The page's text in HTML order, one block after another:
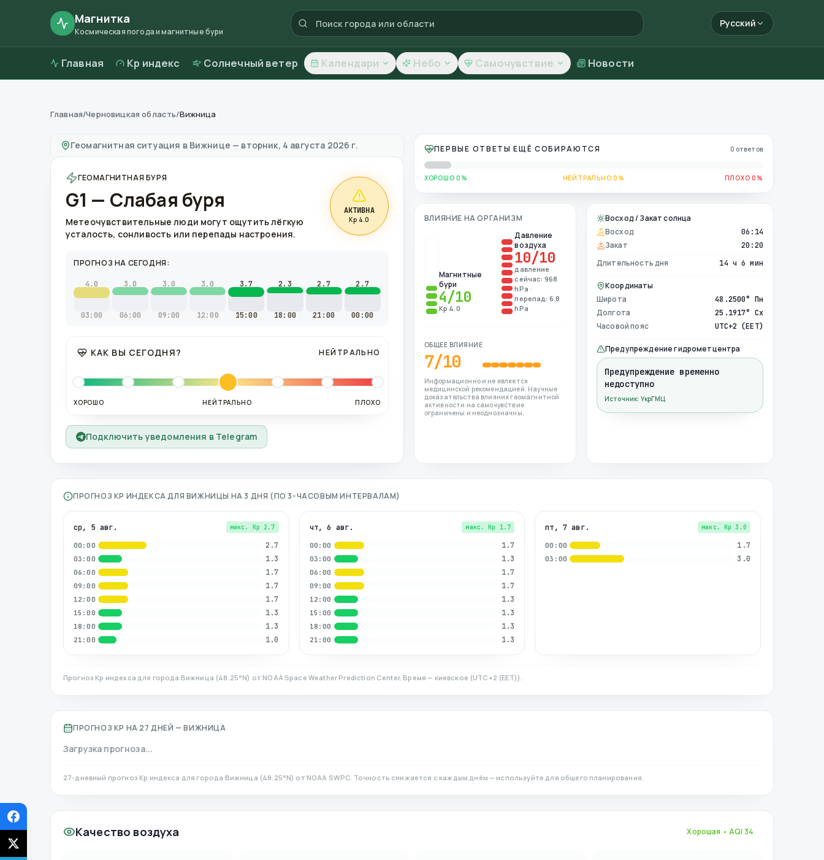
Магнитка
Космическая погода и магнитные бури
Русский
Главная Kp индекс Солнечный ветер Календари Небо Самочувствие Новости
Магнитные бури вВижнице—погода и качество воздуха
Главная/Черновицкая область/Вижница
Геомагнитная ситуация в Вижнице — вторник, 4 августа 2026 г.
ГЕОМАГНИТНАЯ БУРЯ
G1 — Слабая буря
Метеочувствительные люди могут ощутить лёгкую
усталость, сонливость или перепады настроения.
АКТИВНА
Kp 4.0
ПРОГНОЗ НА СЕГОДНЯ:
4.0
03:00
3.0
06:00
3.0
09:00
3.0
12:00
3.7
15:00
2.3
18:00
2.7
21:00
2.7
00:00
КАК ВЫ СЕГОДНЯ? НЕЙТРАЛЬНО
ХОРОШО НЕЙТРАЛЬНО ПЛОХО
Подключить уведомления в Telegram
ПЕРВЫЕ ОТВЕТЫ ЕЩЁ СОБИРАЮТСЯ 0 ответов
ХОРОШО 0% НЕЙТРАЛЬНО 0% ПЛОХО 0%
ВЛИЯНИЕ НА ОРГАНИЗМ
Магнитные
бури
4/10
Kp 4.0
Давление
воздуха
10/10
давление
сейчас: 968
hPa ·
перепад: 6.8
hPa
ОБЩЕЕ ВЛИЯНИЕ
7/10
Информационно и не является
медицинской рекомендацией. Научные
доказательства влияния геомагнитной
активности на самочувствие
ограничены и неоднозначны.
Восход / Закат солнца
Восход
06:14
Закат 20:20
Длительность дня 14 ч 6 мин
Координаты
Широта
48.2500° Пн
Долгота 25.1917° Сх
Часовой пояс UTC+2 (EET)
Предупреждение гидрометцентра
Предупреждение временно
недоступно
Источник: УкрГМЦ
ПРОГНОЗ KP ИНДЕКСА ДЛЯ ВИЖНИЦЫ НА 3 ДНЯ (ПО 3-ЧАСОВЫМ ИНТЕРВАЛАМ)
ср, 5 авг. макс. Kp 2.7
00:00 2.7
03:00 1.3
06:00 1.7
09:00 1.7
12:00 1.7
15:00 1.3
18:00 1.3
21:00 1.0
чт, 6 авг. макс. Kp 1.7
00:00 1.7
03:00 1.3
06:00 1.7
09:00 1.7
12:00 1.3
15:00 1.3
18:00 1.3
21:00 1.3
пт, 7 авг. макс. Kp 3.0
00:00 1.7
03:00 3.0
Прогноз Kp индекса для города Вижница (48.25°N) от NOAA Space Weather Prediction Center. Время — киевское (UTC+2 (EET)).
ПРОГНОЗ KP НА 27 ДНЕЙ — ВИЖНИЦА
Загрузка прогноза...
27-дневный прогноз Kp индекса для города Вижница (48.25°N) от NOAA SWPC. Точность снижается с каждым днём — используйте для общего планирования.
Качество воздуха Хорошая • AQI 34